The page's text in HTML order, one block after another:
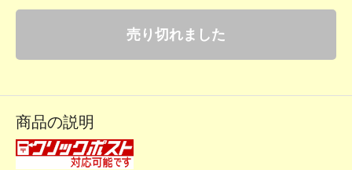
売り切れました
商品の説明